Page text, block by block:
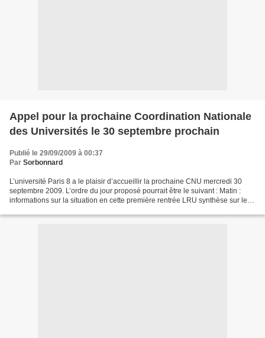
Appel pour la prochaine Coordination Nationale
des Universités le 30 septembre prochain
Publié le 29/09/2009 à 00:37
Par Sorbonnard
L’université Paris 8 a le plaisir d’accueillir la prochaine CNU mercredi 30
septembre 2009. L’ordre du jour proposé pourrait être le suivant : Matin :
informations sur la situation en cette première rentrée LRU synthèse sur les